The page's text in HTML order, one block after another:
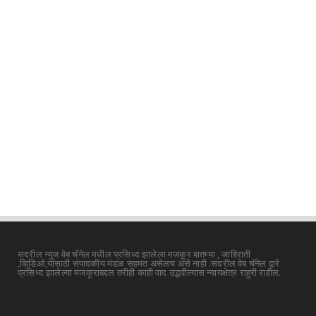
सदरील न्युज वेब चॅनेल मधील प्रसिध्द झालेला मजकूर बातम्या , जाहिराती
,व्हिडिओ,यांसाठी संपादकीय मंडळ सहमत असेलच असे नाही .सदरील वेब चॅनेल द्वारे
प्रसिध्द झालेल्या मजकूराबद्दल तरीही काही वाद उद्भवील्यास न्यायक्षेत्र राहुरी राहील.